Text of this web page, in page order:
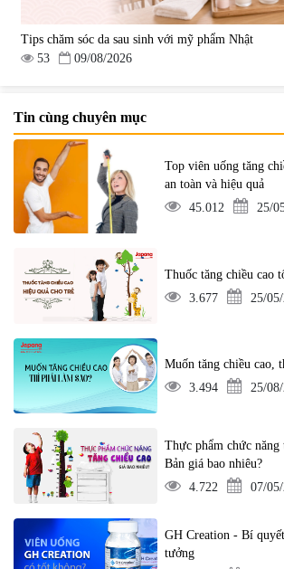
Tips chăm sóc da sau sinh với mỹ phẩm Nhật
53
09/08/2026
Tin cùng chuyên mục
Top viên uống tăng
an toàn và hiệu quả
45.012
25/
Thuốc tăng chiều cao
3.677
25/
Muốn tăng chiều cao,
3.494
25/
Thực phẩm chức năng
Bản giá bao nhiêu?
4.722
07/
GH Creation - Bí
tưởng